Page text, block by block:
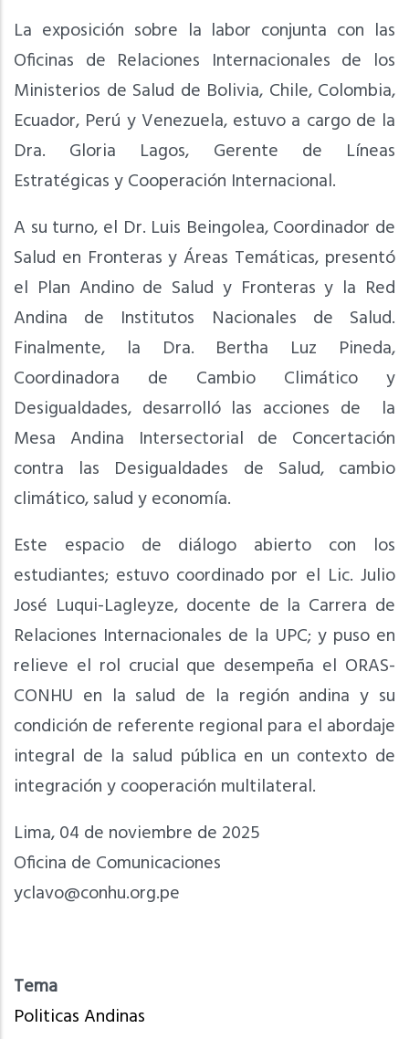
La exposición sobre la labor conjunta con las
Oficinas de Relaciones Internacionales de los
Ministerios de Salud de Bolivia, Chile, Colombia,
Ecuador, Perú y Venezuela, estuvo a cargo de la
Dra. Gloria Lagos, Gerente de Líneas
Estratégicas y Cooperación Internacional.
A su turno, el Dr. Luis Beingolea, Coordinador de
Salud en Fronteras y Áreas Temáticas, presentó
el Plan Andino de Salud y Fronteras y la Red
Andina de Institutos Nacionales de Salud.
Finalmente, la Dra. Bertha Luz Pineda,
Coordinadora de Cambio Climático y
Desigualdades, desarrolló las acciones de la
Mesa Andina Intersectorial de Concertación
contra las Desigualdades de Salud, cambio
climático, salud y economía.
Este espacio de diálogo abierto con los
estudiantes; estuvo coordinado por el Lic. Julio
José Luqui-Lagleyze, docente de la Carrera de
Relaciones Internacionales de la UPC; y puso en
relieve el rol crucial que desempeña el ORAS-
CONHU en la salud de la región andina y su
condición de referente regional para el abordaje
integral de la salud pública en un contexto de
integración y cooperación multilateral.
Lima, 04 de noviembre de 2025
Oficina de Comunicaciones
yclavo@conhu.org.pe
Tema
Politicas Andinas